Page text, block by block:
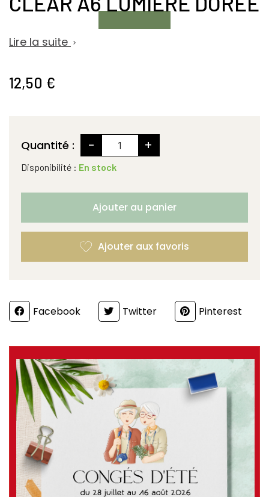
Lire la suite 
12,50 €
Quantité : - +
Disponibilité : En stock
Ajouter au panier
PartagerFacebook Twitter Pinterest